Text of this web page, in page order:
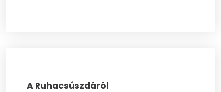
A Ruhacsúszdáról